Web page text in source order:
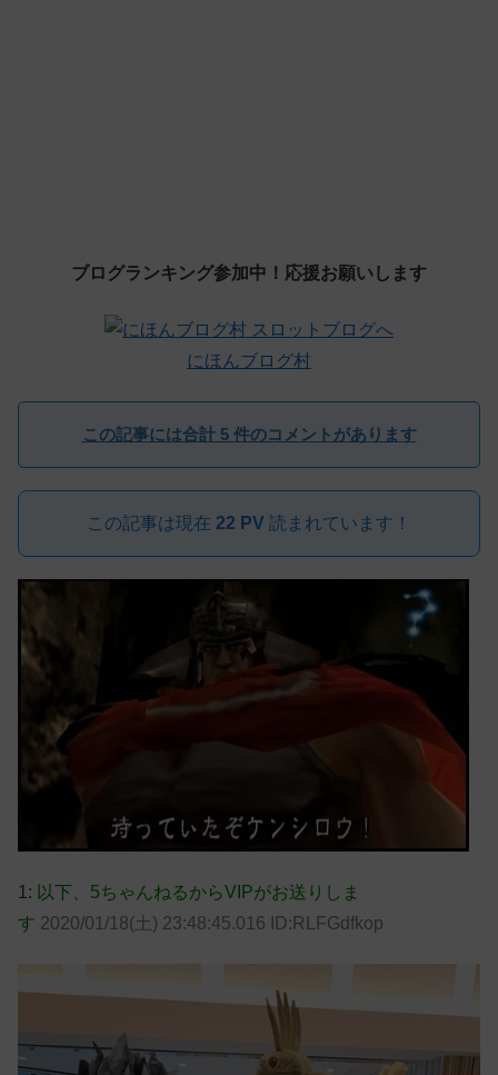
ブログランキング参加中！応援お願いします
にほんブログ村
この記事には合計 5 件のコメントがあります
この記事は現在 22 PV 読まれています！
1: 以下、5ちゃんねるからVIPがお送りしま
す 2020/01/18(土) 23:48:45.016 ID:RLFGdfkop